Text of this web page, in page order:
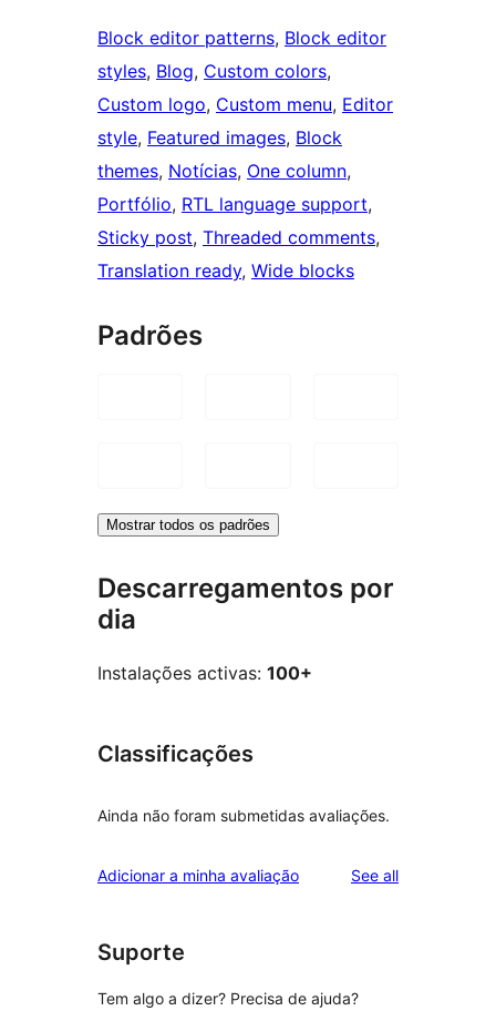
Block editor patterns, Block editor
styles, Blog, Custom colors
Custom logo, Custom menu, Editor
style, Featured images, Block
themes, Notícias, One column
Portfólio, RTL language support
Sticky post, Threaded comments
Translation ready, Wide blocks
Padrões
Mostrar todos os padrões
Descarregamentos por
dia
Instalações activas: 100+
Classificações
Ainda não foram submetidas avaliações.
Adicionar a minha avaliação See allreviews
Suporte
Tem algo a dizer? Precisa de ajuda?